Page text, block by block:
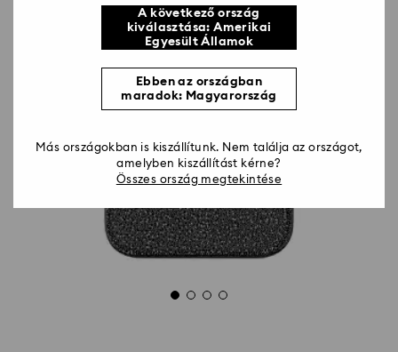
A következő ország
kiválasztása: Amerikai
Egyesült Államok
Ebben az országban
maradok: Magyarország
Más országokban is kiszállítunk. Nem találja az országot,
amelyben kiszállítást kérne?
Összes ország megtekintése